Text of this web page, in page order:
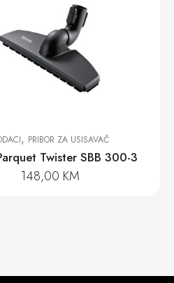
ZA USISAVAČ
Twister SBB 300-3
KM